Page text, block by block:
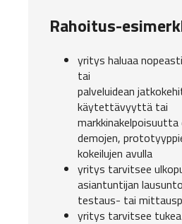
Rahoitus-
yritys haluaa
tai
palveluidean
käytettävyyttä tai
markkinakelpoisuutta
demojen,
kokeilujen avulla
yritys tarvitsee
asiantuntijan
testaus- tai
yritys tarvitsee